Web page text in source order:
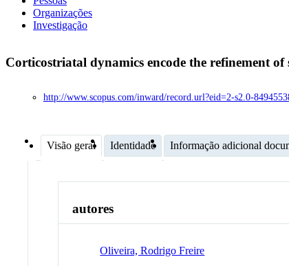
Organizações
Investigação
Corticostriatal dynamics encode the refinement
http://www.scopus.com/inward/record.url?eid=2-s2.0-
Visão geral Identidade Informação adicional
autores
Oliveira, Rodrigo Freire